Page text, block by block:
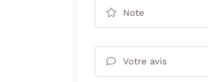
 Note
 Votre avis